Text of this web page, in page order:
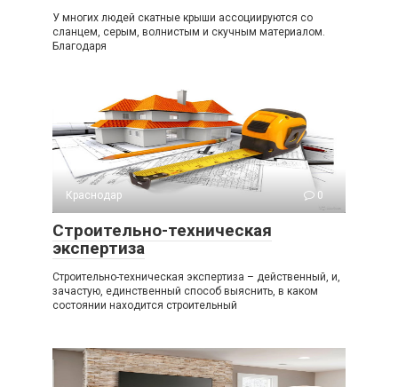
У многих людей скатные крыши ассоциируются со
сланцем, серым, волнистым и скучным материалом.
Благодаря
Краснодар 0
Строительно-техническая
экспертиза
Строительно-техническая экспертиза – действенный, и,
зачастую, единственный способ выяснить, в каком
состоянии находится строительный